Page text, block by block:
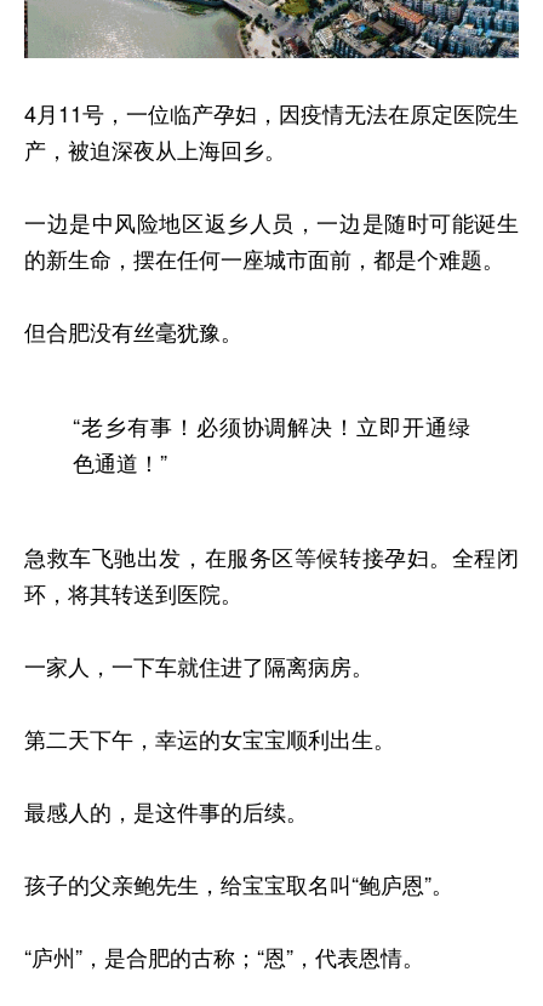
4月11号，一位临产孕妇，因疫情无法在原定医院生
产，被迫深夜从上海回乡。
一边是中风险地区返乡人员，一边是随时可能诞生
的新生命，摆在任何一座城市面前，都是个难题。
但合肥没有丝毫犹豫。
“老乡有事！必须协调解决！立即开通绿
色通道！”
急救车飞驰出发，在服务区等候转接孕妇。全程闭
环，将其转送到医院。
一家人，一下车就住进了隔离病房。
第二天下午，幸运的女宝宝顺利出生。
最感人的，是这件事的后续。
孩子的父亲鲍先生，给宝宝取名叫“鲍庐恩”。
“庐州”，是合肥的古称；“恩”，代表恩情。